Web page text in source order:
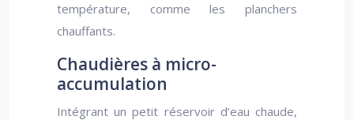
température, comme les planchers
chauffants.
Chaudières à micro-
accumulation
Intégrant un petit réservoir d’eau chaude,